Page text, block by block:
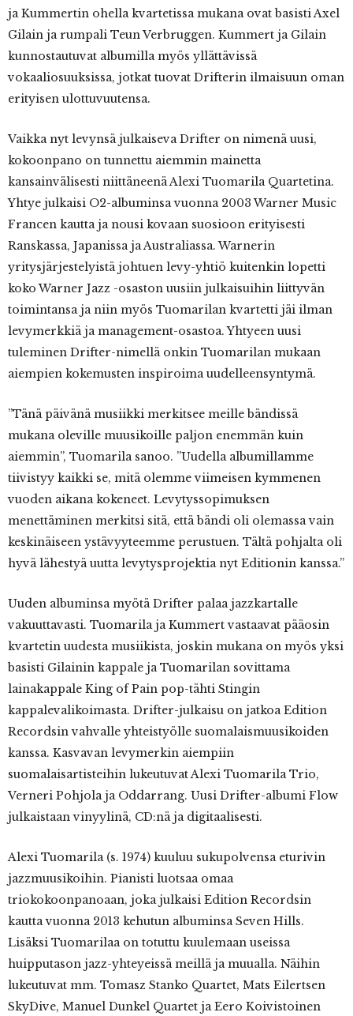
ja Kummertin ohella kvartetissa mukana ovat basisti Axel
Gilain ja rumpali Teun Verbruggen. Kummert ja Gilain
kunnostautuvat albumilla myös yllättävissä
vokaaliosuuksissa, jotkat tuovat Drifterin ilmaisuun oman
erityisen ulottuvuutensa.
Vaikka nyt levynsä julkaiseva Drifter on nimenä uusi,
kokoonpano on tunnettu aiemmin mainetta
kansainvälisesti niittäneenä Alexi Tuomarila Quartetina.
Yhtye julkaisi O2-albuminsa vuonna 2003 Warner Music
Francen kautta ja nousi kovaan suosioon erityisesti
Ranskassa, Japanissa ja Australiassa. Warnerin
yritysjärjestelyistä johtuen levy-yhtiö kuitenkin lopetti
koko Warner Jazz -osaston uusiin julkaisuihin liittyvän
toimintansa ja niin myös Tuomarilan kvartetti jäi ilman
levymerkkiä ja management-osastoa. Yhtyeen uusi
tuleminen Drifter-nimellä onkin Tuomarilan mukaan
aiempien kokemusten inspiroima uudelleensyntymä.
”Tänä päivänä musiikki merkitsee meille bändissä
mukana oleville muusikoille paljon enemmän kuin
aiemmin”, Tuomarila sanoo. ”Uudella albumillamme
tiivistyy kaikki se, mitä olemme viimeisen kymmenen
vuoden aikana kokeneet. Levytyssopimuksen
menettäminen merkitsi sitä, että bändi oli olemassa vain
keskinäiseen ystävyyteemme perustuen. Tältä pohjalta oli
hyvä lähestyä uutta levytysprojektia nyt Editionin kanssa.”
Uuden albuminsa myötä Drifter palaa jazzkartalle
vakuuttavasti. Tuomarila ja Kummert vastaavat pääosin
kvartetin uudesta musiikista, joskin mukana on myös yksi
basisti Gilainin kappale ja Tuomarilan sovittama
lainakappale King of Pain pop-tähti Stingin
kappalevalikoimasta. Drifter-julkaisu on jatkoa Edition
Recordsin vahvalle yhteistyölle suomalaismuusikoiden
kanssa. Kasvavan levymerkin aiempiin
suomalaisartisteihin lukeutuvat Alexi Tuomarila Trio,
Verneri Pohjola ja Oddarrang. Uusi Drifter-albumi Flow
julkaistaan vinyylinä, CD:nä ja digitaalisesti.
Alexi Tuomarila (s. 1974) kuuluu sukupolvensa eturivin
jazzmuusikoihin. Pianisti luotsaa omaa
triokokoonpanoaan, joka julkaisi Edition Recordsin
kautta vuonna 2013 kehutun albuminsa Seven Hills.
Lisäksi Tuomarilaa on totuttu kuulemaan useissa
huipputason jazz-yhteyeissä meillä ja muualla. Näihin
lukeutuvat mm. Tomasz Stanko Quartet, Mats Eilertsen
SkyDive, Manuel Dunkel Quartet ja Eero Koivistoinen